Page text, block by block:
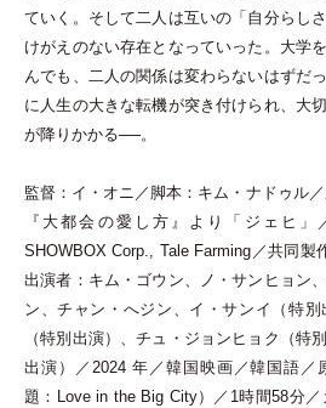
ていく。そして二人は互いの 「 自分らしさ
けがえのない存在となっていった。大学
んでも、二人の関係は変わらないはずだ
に人生の大きな転機が突き付けられ、大
が降りかかる──。
監督：イ ・ オニ／脚本：キム ・ ナドゥル
『大都会の愛し方』より
「 ジェヒ 」
SHOWBOX Corp., Tale Farming／共同製
出演者：キム ・ ゴウン、ノ ・サンヒョン
ン、チャン ・ へジン、イ ・サンイ （ 特別
（特別出演） 、チュ ・ ジョンヒョク （特
出演 ） ／2024 年／韓国映画／韓国語／
題：Love in the Big City）
／1時間58分